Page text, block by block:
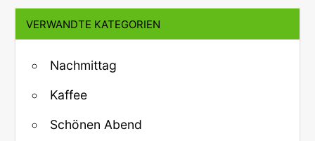
VERWANDTE KATEGORIEN
Nachmittag
Kaffee
Schönen Abend